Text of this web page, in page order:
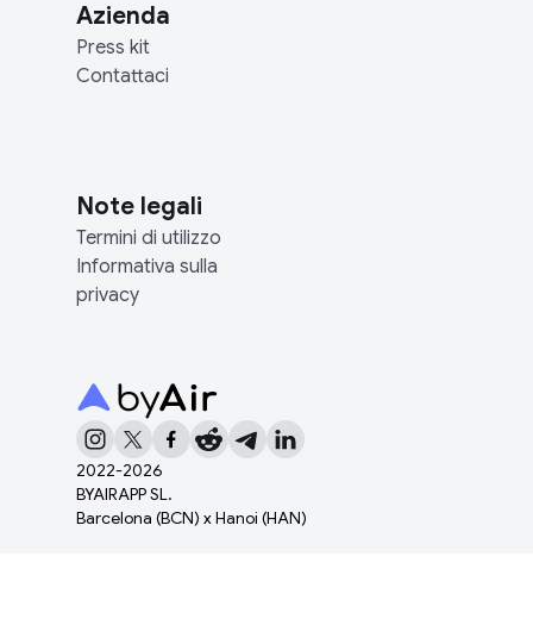
2022-2026
BYAIRAPP SL.
Barcelona (BCN) x Hanoi (HAN)
Azienda
Press kit
Contattaci
Note legali
Termini di utilizzo
Informativa sulla
privacy